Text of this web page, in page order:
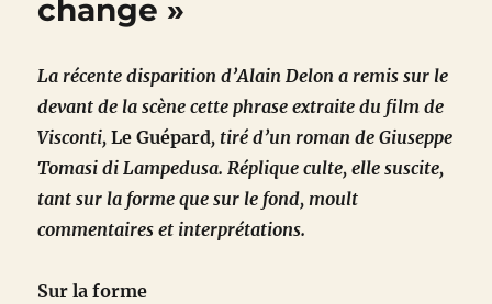
change »
La récente disparition d’Alain Delon a remis sur le
devant de la scène cette phrase extraite du film de
Visconti,Le Guépard, tiré d’un roman de Giuseppe
Tomasi di Lampedusa. Réplique culte, elle suscite,
tant sur la forme que sur le fond, moult
commentaires et interprétations.
Sur la forme